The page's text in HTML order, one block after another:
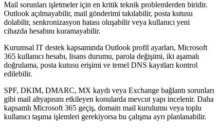
Mail sorunları işletmeler için en kritik teknik problemlerden biridir.
Outlook açılmayabilir, mail gönderimi takılabilir, posta kutusu
dolabilir, senkronizasyon hatası oluşabilir veya kullanıcı yeni
cihazda hesabını kuramayabilir.
Kurumsal IT destek kapsamında Outlook profil ayarları, Microsoft
365 kullanıcı hesabı, lisans durumu, parola değişimi, iki aşamalı
doğrulama, posta kutusu erişimi ve temel DNS kayıtları kontrol
edilebilir.
SPF, DKIM, DMARC, MX kaydı veya Exchange bağlantı sorunları
gibi mail altyapısını etkileyen konularda mevcut yapı incelenir. Daha
kapsamlı Microsoft 365 geçiş, domain mail kurulumu veya toplu
kullanıcı taşıma işlemleri gerekiyorsa bu çalışma ayrı planlanabilir.